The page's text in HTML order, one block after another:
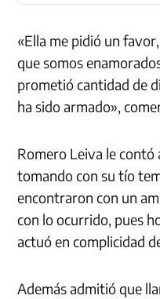
«Ella me pidió un
que somos
prometió cantidad de
ha sido armado»,
Romero Leiva le contó
tomando con su tío
encontraron con un
con lo ocurrido, pues
actuó en complicidad
Además admitió que